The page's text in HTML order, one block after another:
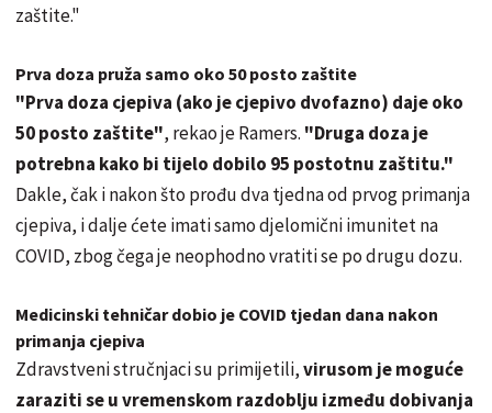
zaštite."
Prva doza pruža samo oko 50 posto zaštite
"Prva doza cjepiva (ako je cjepivo dvofazno) daje oko
50 posto zaštite", rekao je Ramers. "Druga doza je
potrebna kako bi tijelo dobilo 95 postotnu zaštitu."
Dakle, čak i nakon što prođu dva tjedna od prvog primanja
cjepiva, i dalje ćete imati samo djelomični imunitet na
COVID, zbog čega je neophodno vratiti se po drugu dozu.
Medicinski tehničar dobio je COVID tjedan dana nakon
primanja cjepiva
Zdravstveni stručnjaci su primijetili,virusom je moguće
zaraziti se u vremenskom razdoblju između dobivanja